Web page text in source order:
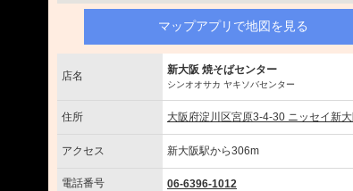
マップアプリで地図を見る
店名 新大阪 焼そばセンター
シンオオサカ ヤキソバセンター
住所 大阪府淀川区宮原3-4-30 ニッセイ新
アクセス 新大阪駅から306m
電話番号 06-6396-1012